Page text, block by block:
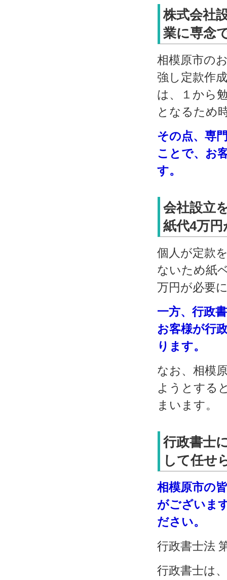
株式会社
業に専念
相模原市の
強し定款作
は、１から
となるため
その点、専
ことで、お
す。
会社設立
紙代4万
個人が定款
ないため紙
万円が必要
一方、行政
お客様が行
ります。
なお、相模
ようとする
まいます。
行政書士
して任せ
相模原市の
がございま
ださい。
行政書士法
行政書士は